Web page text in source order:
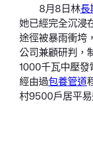
8月8日林長
她已經完全沉浸
途徑被暴雨衝垮
公司兼顧研判，
1000千瓦中壓發
經由過包養管道
村9500戶居平易